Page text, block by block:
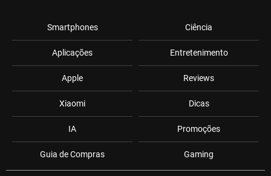
Smartphones
Aplicações
Apple
Xiaomi
IA
Guia de Compras
Ciência
Entretenimento
Reviews
Dicas
Promoções
Gaming